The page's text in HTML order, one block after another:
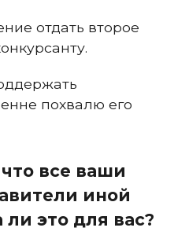
отдать второе
похвалю его
все ваши
иной
это для вас?